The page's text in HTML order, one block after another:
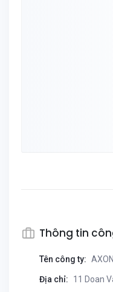
Thông tin
Tên công ty:
Địa chỉ: 11 Doan